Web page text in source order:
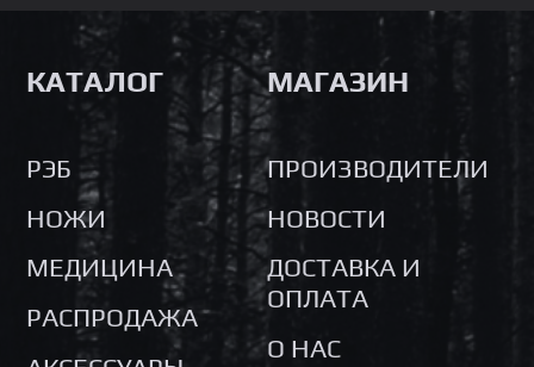
КАТАЛОГ
РЭБ
НОЖИ
МЕДИЦИНА
РАСПРОДАЖА
МАГАЗИН
ПРОИЗВОДИТЕЛИ
НОВОСТИ
ДОСТАВКА И
ОПЛАТА
О НАС